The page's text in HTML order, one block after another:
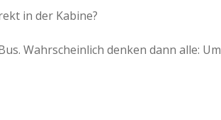
in der Kabine?
Wahrscheinlich denken dann alle: Um